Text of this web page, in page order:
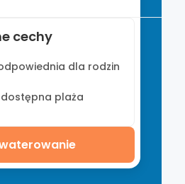
cechy
dla rodzin
plaża